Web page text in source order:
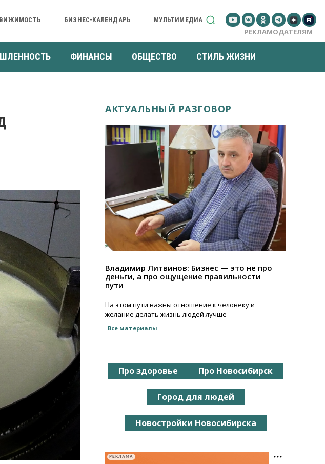
БИЗНЕС-КАЛЕНДАРЬ МУЛЬТИМЕДИА
РЕКЛАМОДАТЕЛЯМ
ФИНАНСЫ ОБЩЕСТВО СТИЛЬ ЖИЗНИ
АКТУАЛЬНЫЙ РАЗГОВОР
Владимир Литвинов: Бизнес — это не про
деньги, а про ощущение правильности
пути
На этом пути важны отношение к человеку и
желание делать жизнь людей лучше
Все материалы
Про здоровье Про Новосибирск
Город для людей
Новостройки Новосибирска
РЕКЛАМА